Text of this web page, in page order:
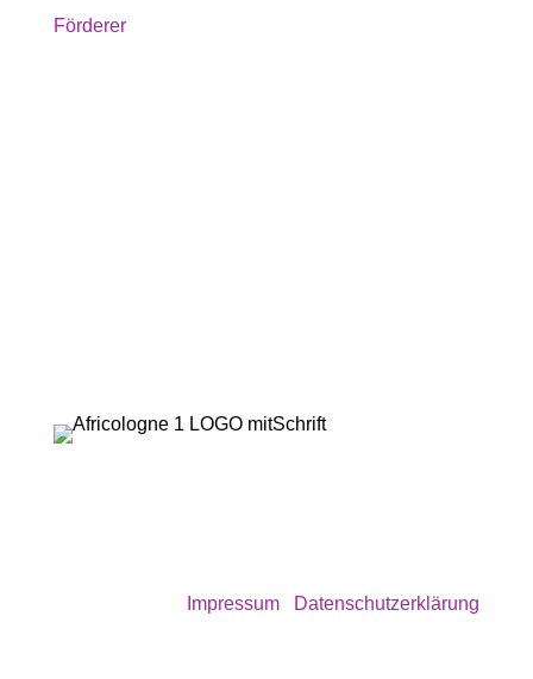
Förderer
Impressum Datenschutzerklärung